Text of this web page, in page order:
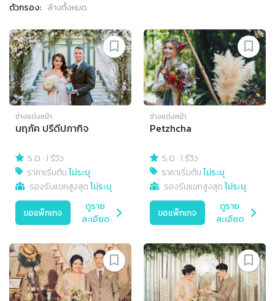
ตัวกรอง: ล้างทั้งหมด
ช่างแต่งหน้า
นฤภัค ปรีดีปภากิจ
5.0 ·1 รีวิว
ราคาเริ่มต้นไม่ระบุ
รองรับแขกสูงสุดไม่ระบุ
ขอแพ็กเกจ
ดูราย
ละเอียด
ช่างแต่งหน้า
Petzhcha
5.0 ·1 รีวิว
ราคาเริ่มต้นไม่ระบุ
รองรับแขกสูงสุดไม่ระบุ
ขอแพ็กเกจ
ดูราย
ละเอียด